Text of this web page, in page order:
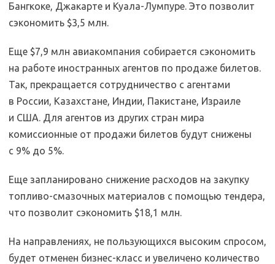
Бангкоке, Джакарте и Куала-Лумпуре. Это позволит
сэкономить $3,5 млн.
Еще $7,9 млн авиакомпания собирается сэкономить
на работе иностранных агентов по продаже билетов.
Так, прекращается сотрудничество с агентами
в России, Казахстане, Индии, Пакистане, Израиле
и США. Для агентов из других стран мира
комиссионные от продажи билетов будут снижены
с 9% до 5%.
Еще запланировано снижение расходов на закупку
топливо-смазочных материалов с помощью тендера,
что позволит сэкономить $18,1 млн.
На направлениях, не пользующихся высоким спросом,
будет отменен бизнес-класс и увеличено количество